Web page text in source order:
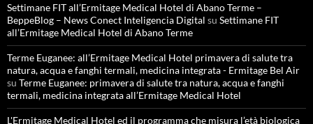
Settimane FIT all’Ermitage Medical Hotel di Abano Terme –
BeppeBlog – News Conect Inteligencia Digital su Settimane FIT
all’Ermitage Medical Hotel di Abano Terme
Terme Euganee: all’Ermitage Medical Hotel primavera di salute tra
natura, acqua e fanghi termali, medicina integrata - Ermitage Bel Air
su Terme Euganee: primavera di salute tra natura, acqua e fanghi
termali, medicina integrata all’Ermitage Medical Hotel
L'Ermitage Medical Hotel ed il programma che misura l’età biologica